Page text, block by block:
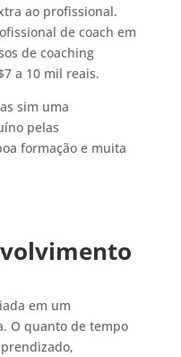
ao profissional.
de coach em
de coaching
a 10 mil reais.
sim uma
pelas
formação e muita
em um
O quanto de tempo